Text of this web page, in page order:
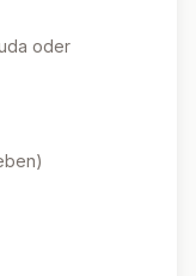
oder
)